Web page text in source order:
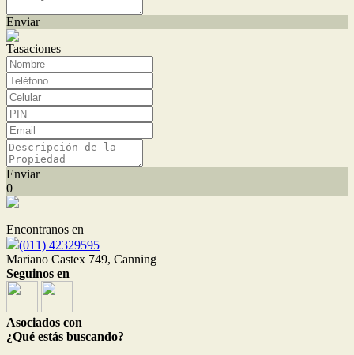
Enviar
Tasaciones
Enviar
0
Encontranos en
(011) 42329595
Mariano Castex 749, Canning
Seguinos en
Asociados con
¿Qué estás buscando?